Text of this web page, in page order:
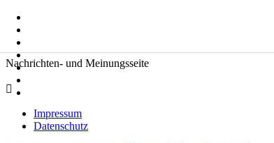
Inhalt
springen
nach:
Zeitkommentare
Nachrichten- und Meinungsseite
Impressum
Datenschutz